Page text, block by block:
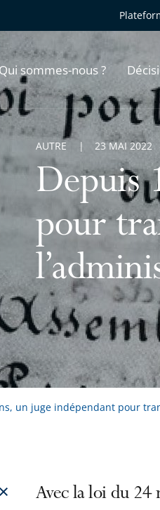
Qui sommes-nous ?
Depuis
pour
AUTRE 23 MAI 2022
un juge indépendant pour
Avec la loi du 24